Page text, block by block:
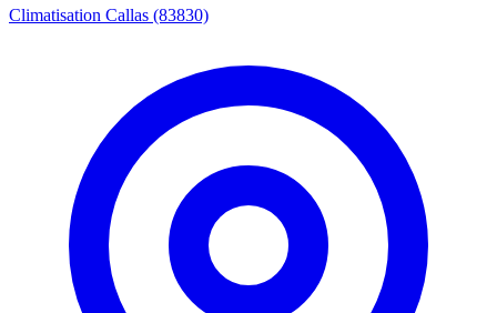
Climatisation Callas (83830)